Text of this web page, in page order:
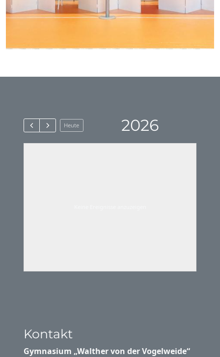
Heute 2026
Kontakt
Gymnasium „Walther von der Vogelweide“